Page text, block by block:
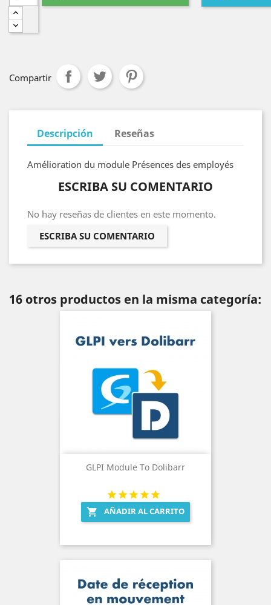
Compartir
Descripción Reseñas
Amélioration du module Présences des employés
ESCRIBA SU COMENTARIO
No hay reseñas de clientes en este momento.
ESCRIBA SU COMENTARIO
16 otros productos en la misma categoría:
GLPI Module To Dolibarr
 AÑADIR AL CARRITO